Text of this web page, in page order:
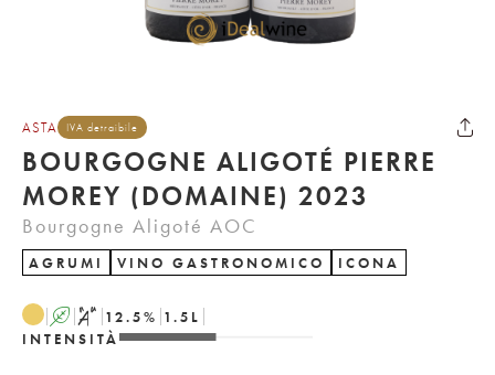
ASTA IVA detraibile
BOURGOGNE ALIGOTÉ PIERRE
MOREY (DOMAINE) 2023
Bourgogne Aligoté AOC
AGRUMI VINO GASTRONOMICO ICONA
A S 12.5% 1.5 L
INTENSITÀ